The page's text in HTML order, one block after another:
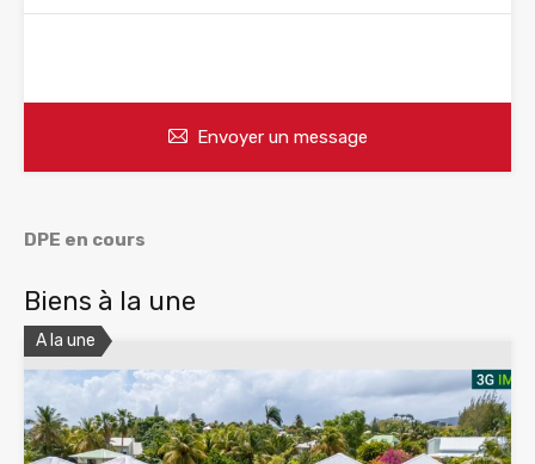
Envoyer un message
DPE en cours
Biens à la une
A la une